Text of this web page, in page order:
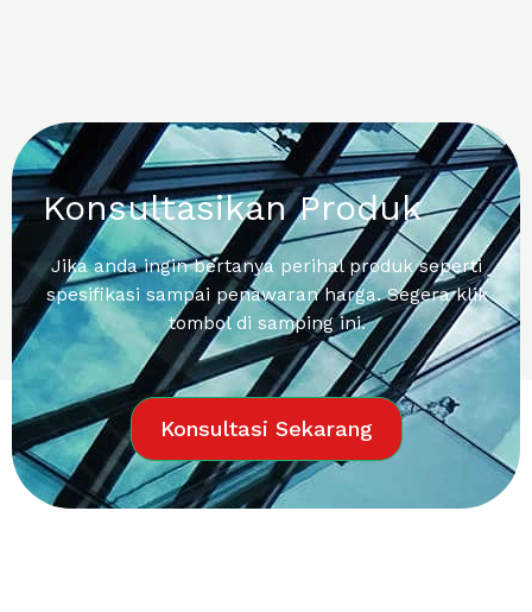
Konsultasikan Produk
Jika anda ingin bertanya perihal produk seperti
spesifikasi sampai penawaran harga. Segera klik
tombol di samping ini.
Konsultasi Sekarang